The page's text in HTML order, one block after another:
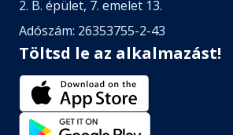
2. B. épület, 7. emelet 13.
Adószám: 26353755-2-43
Töltsd le az alkalmazást!